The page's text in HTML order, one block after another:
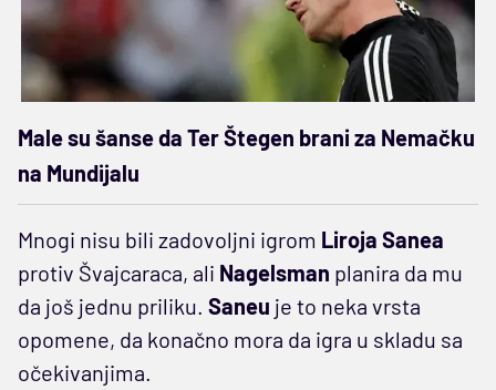
Male su šanse da Ter Štegen brani za Nemačku
na Mundijalu
Mnogi nisu bili zadovoljni igrom Liroja Sanea
protiv Švajcaraca, ali Nagelsman planira da mu
da još jednu priliku. Saneu je to neka vrsta
opomene, da konačno mora da igra u skladu sa
očekivanjima.